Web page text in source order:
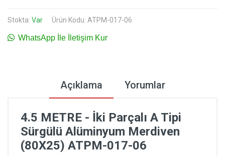
Stokta: Var Ürün Kodu: ATPM-017-06
WhatsApp İle İletişim Kur
Açıklama Yorumlar
4.5 METRE - İki Parçalı A Tipi
Sürgülü Alüminyum Merdiven
(80X25) ATPM-017-06